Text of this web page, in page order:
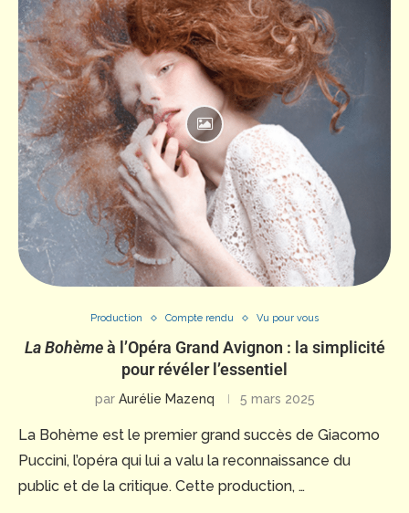
Production Compte rendu Vu pour vous
La Bohèmeà l’Opéra Grand Avignon : la simplicité
pour révéler l’essentiel
par Aurélie Mazenq 5 mars 2025
La Bohème est le premier grand succès de Giacomo
Puccini, l’opéra qui lui a valu la reconnaissance du
public et de la critique. Cette production, …